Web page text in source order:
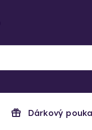
Dárkový